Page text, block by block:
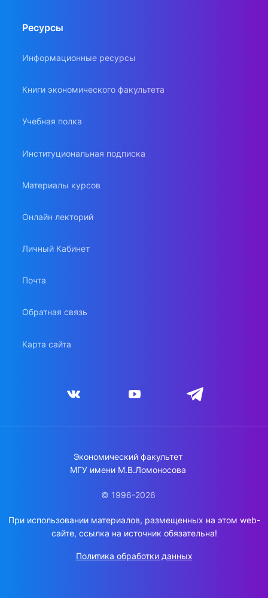
Ресурсы
Информационные ресурсы
Книги экономического факультета
Учебная полка
Институциональная подписка
Материалы курсов
Онлайн лекторий
Личный Кабинет
Почта
Обратная связь
Карта сайта
Экономический факультет
МГУ имени М.В.Ломоносова
© 1996-2026
При использовании материалов, размещенных на этом web-
сайте, ссылка на источник обязательна!
Политика обработки данных